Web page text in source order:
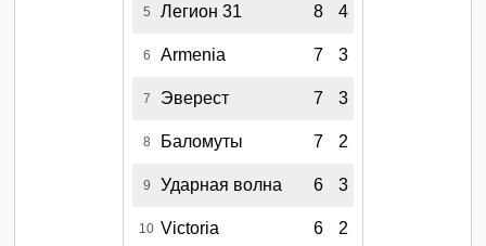
5 Легион 31 8 4
6 Armenia 7 3
7 Эверест 7 3
8 Баломуты 7 2
9 Ударная волна 6 3
10 Victoria 6 2